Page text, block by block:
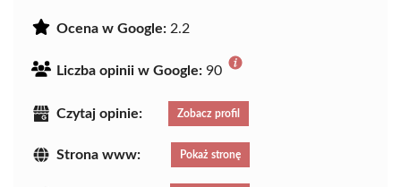
Ocena w Google: 2.2
Liczba opinii w Google: 90
Czytaj opinie: Zobacz profil
Strona www: Pokaż stronę